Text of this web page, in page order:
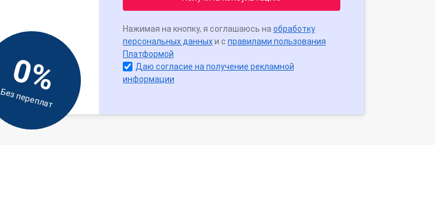
0%
Без переплат
Нажимая на кнопку, я соглашаюсь на обработку
персональных данныхи с правилами пользования
Платформой
Даю согласие на получение рекламной
информации